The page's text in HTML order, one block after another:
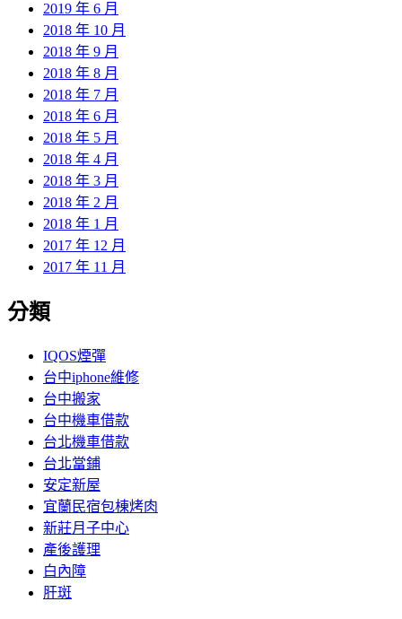
2019 年 6 月
2018 年 10 月
2018 年 9 月
2018 年 8 月
2018 年 7 月
2018 年 6 月
2018 年 5 月
2018 年 4 月
2018 年 3 月
2018 年 2 月
2018 年 1 月
2017 年 12 月
2017 年 11 月
分類
IQOS煙彈
台中iphone維修
台中搬家
台中機車借款
台北機車借款
台北當鋪
安定新屋
宜蘭民宿包棟烤肉
新莊月子中心
產後護理
白內障
肝斑